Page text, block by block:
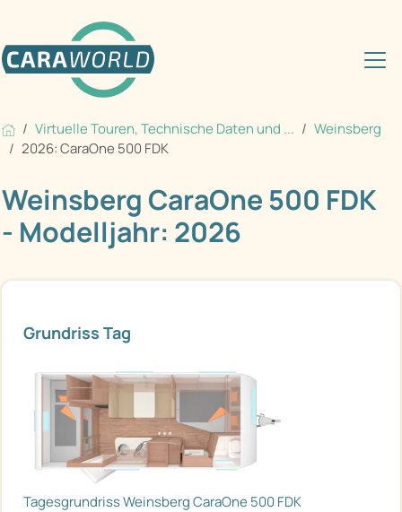
Virtuelle Touren, Technische Daten und ...
Weinsberg
2026: CaraOne 500 FDK
Weinsberg CaraOne 500 FDK
- Modelljahr: 2026
Grundriss Tag
Tagesgrundriss Weinsberg CaraOne 500 FDK